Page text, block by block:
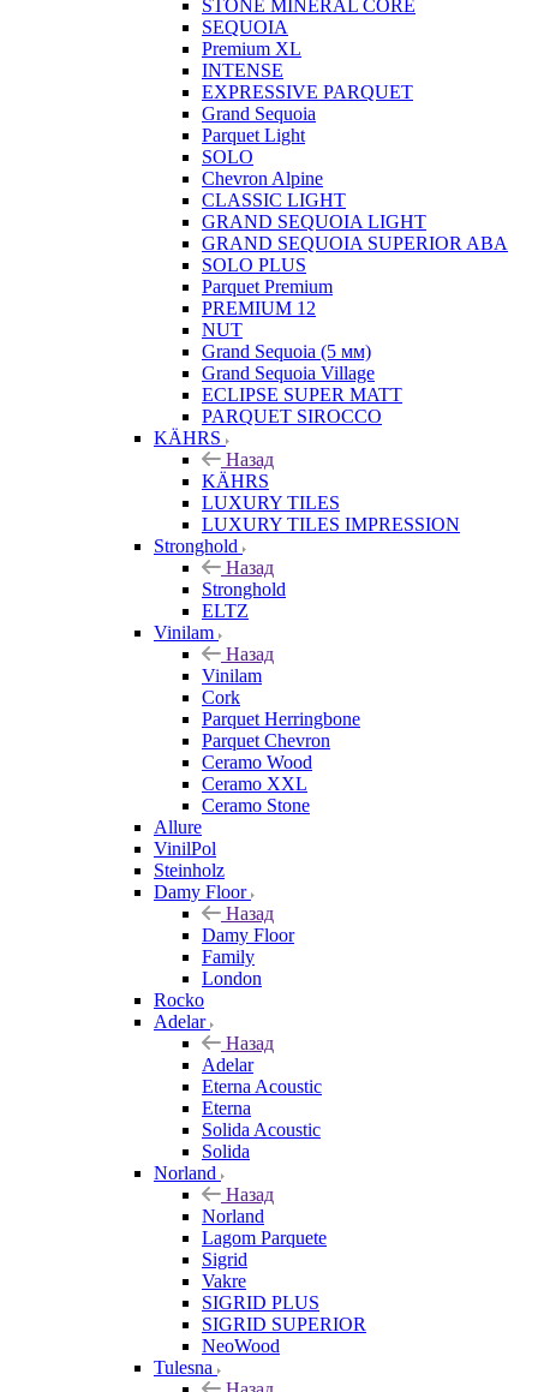
STONE MINERAL CORE
SEQUOIA
Premium XL
INTENSE
EXPRESSIVE PARQUET
Grand Sequoia
Parquet Light
SOLO
Chevron Alpine
CLASSIC LIGHT
GRAND SEQUOIA LIGHT
GRAND SEQUOIA SUPERIOR ABA
SOLO PLUS
Parquet Premium
PREMIUM 12
NUT
Grand Sequoia (5 мм)
Grand Sequoia Village
ECLIPSE SUPER MATT
PARQUET SIROCCO
KÄHRS
Назад
KÄHRS
LUXURY TILES
LUXURY TILES IMPRESSION
Stronghold
Назад
Stronghold
ELTZ
Vinilam
Назад
Vinilam
Cork
Parquet Herringbone
Parquet Chevron
Ceramo Wood
Ceramo XXL
Ceramo Stone
Allure
VinilPol
Steinholz
Damy Floor
Назад
Damy Floor
Family
London
Rocko
Adelar
Назад
Adelar
Eterna Acoustic
Eterna
Solida Acoustic
Solida
Norland
Назад
Norland
Lagom Parquete
Sigrid
Vakre
SIGRID PLUS
SIGRID SUPERIOR
NeoWood
Tulesna